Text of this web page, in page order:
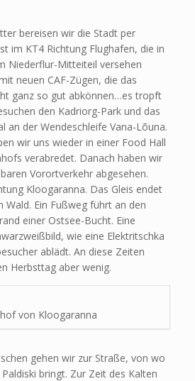
bereisen wir die Stadt per
im KT4 Richtung Flughafen, die in
Niederflur-Mitteiteil versehen
neuen CAF-Zügen, die das
ganz so gut abkönnen…es tropft
den Kadriorg-Park und das
an der Wendeschleife Vana-Lõuna.
wir uns wieder in einer Food Hall
verabredet. Danach haben wir
Vorortverkehr abgesehen.
Kloogaranna. Das Gleis endet
Wald. Ein Fußweg führt an den
einer Ostsee-Bucht. Eine
wie eine Elektritschka
ablädt. An diese Zeiten
Herbsttag aber wenig.
von Kloogaranna
gehen wir zur Straße, von wo
bringt. Zur Zeit des Kalten